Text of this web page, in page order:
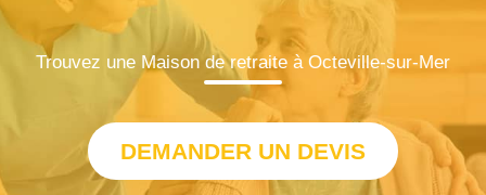
Trouvez une Maison de retraite à Octeville-sur-Mer
DEMANDER UN DEVIS